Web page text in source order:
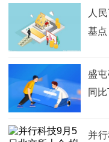
人
基点
盛
同
并